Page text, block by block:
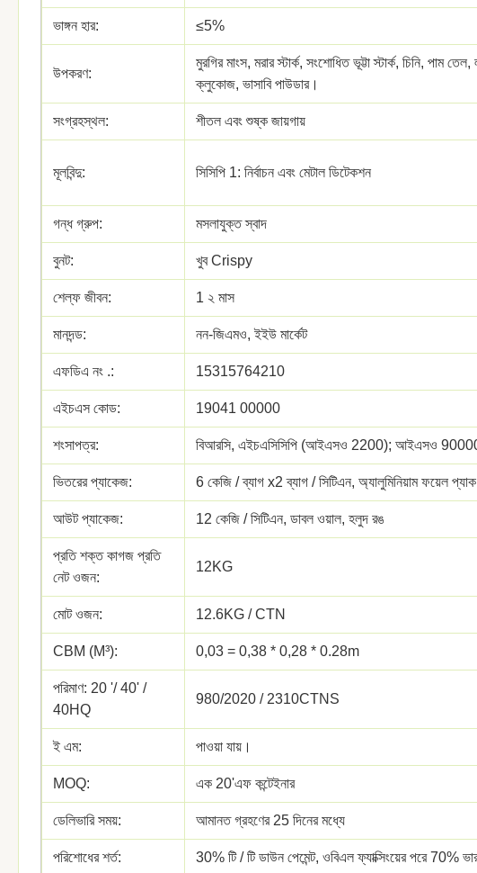
ভাঙ্গন হার: ≤5%
উপকরণ:
মুরগির মাংস, মরার স্টার্ক, সংশোধিত ভূট্টা স্টার্ক, চিনি, পাম
ক্লুকোজ, ভাসাবি পাউডার।
সংগ্রহস্থল: শীতল এবং শুষ্ক জায়গায়
মূলবিন্দু: সিসিপি 1: নির্বাচন এবং মেটাল ডিটেকশন
গন্ধ গ্রুপ: মসলাযুক্ত স্বাদ
বুনট: খুব Crispy
শেল্ফ জীবন: 1 ২ মাস
মানদন্ড: নন-জিএমও, ইইউ মার্কেট
এফডিএ নং .: 15315764210
এইচএস কোড: 19041 00000
শংসাপত্র: বিআরসি, এইচএসিসিপি (আইএসও 2200); আইএসও
ভিতরের প্যাকেজ: 6 কেজি / ব্যাগ x2 ব্যাগ / সিটিএন, অ্যালুমিনিয়াম ফয়েল
আউট প্যাকেজ: 12 কেজি / সিটিএন, ডাবল ওয়াল, হলুদ রঙ
প্রতি শক্ত কাগজ প্রতি
নেট ওজন:
12KG
মোট ওজন: 12.6KG / CTN
CBM (M³): 0,03 = 0,38 * 0,28 * 0.28m
পরিমাণ: 20 '/ 40' /
40HQ
980/2020 / 2310CTNS
ই এম: পাওয়া যায়।
MOQ: এক 20'এফ কন্টেইনার
ডেলিভারি সময়: আমানত গ্রহণের 25 দিনের মধ্যে
পরিশোধের শর্ত: 30% টি / টি ডাউন পেমেন্ট, ওবিএল ফ্যাক্সিংয়ের পরে 70%